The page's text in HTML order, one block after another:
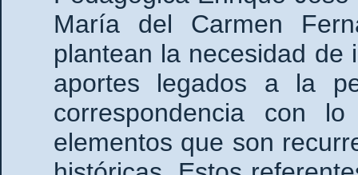
María del Carmen
plantean la necesidad de
aportes legados a la
correspondencia con
elementos que son